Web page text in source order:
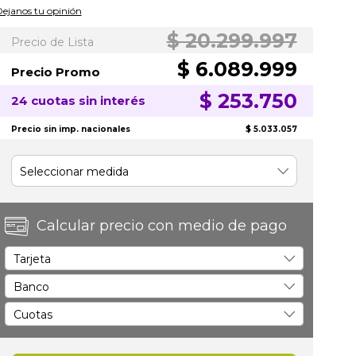
100
% of100
tu opinión
Precio de Lista $ 20.299.997
Precio Promo $ 6.089.999
24 cuotas sin interés $ 253.750
Precio sin imp. nacionales $ 5.033.057
Calcular precio con medio de pago